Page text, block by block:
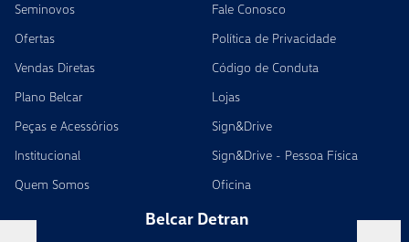
Seminovos
Ofertas
Vendas Diretas
Plano Belcar
Peças e Acessórios
Institucional
Quem Somos
Fale Conosco
Política de Privacidade
Código de Conduta
Lojas
Sign&Drive
Sign&Drive - Pessoa Física
Oficina
Belcar Detran